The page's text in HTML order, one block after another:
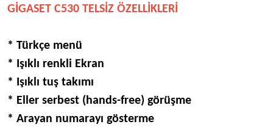
GİGASET C530 TELSİZ ÖZELLİKLERİ
* Türkçe menü
* Işıklı renkli Ekran
* Işıklı tuş takımı
* Eller serbest (hands-free) görüşme
* Arayan numarayı gösterme